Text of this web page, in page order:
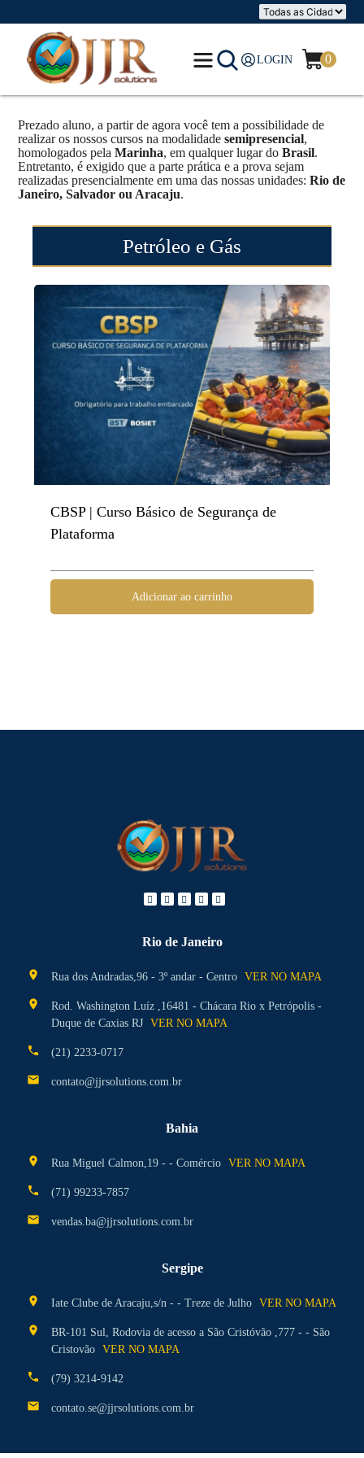
LOGIN 0
Prezado aluno, a partir de agora você tem a possibilidade de
realizar os nossos cursos na modalidadesemipresencial,
homologados pelaMarinha, em qualquer lugar doBrasil.
Entretanto, é exigido que a parte prática e a prova sejam
realizadas presencialmente em uma das nossas unidades:Rio de
Janeiro, Salvador ou Aracaju.
Petróleo e Gás
CBSP | Curso Básico de Segurança de
Plataforma
Adicionar ao carrinho
Rio de Janeiro
location_on Rua dos Andradas,96 - 3º andar - Centro VER NO MAPA
location_on
Rod. Washington Luíz ,16481 - Chácara Rio x Petrópolis -
Duque de Caxias RJ VER NO MAPA
phone (21) 2233-0717
mail contato@jjrsolutions.com.br
Bahia
location_on Rua Miguel Calmon,19 - - Comércio VER NO MAPA
phone (71) 99233-7857
mail vendas.ba@jjrsolutions.com.br
Sergipe
location_on Iate Clube de Aracaju,s/n - - Treze de Julho VER NO MAPA
location_on
BR-101 Sul, Rodovia de acesso a São Cristóvão ,777 - - São
Cristovão VER NO MAPA
phone (79) 3214-9142
mail contato.se@jjrsolutions.com.br